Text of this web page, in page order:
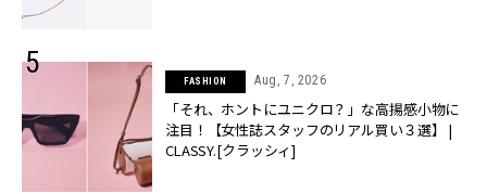
FASHION Aug, 7, 2026
「それ、ホントにユニクロ？」な高揚感小物に
注目！【女性誌スタッフのリアル買い３選】 |
CLASSY.[クラッシィ]